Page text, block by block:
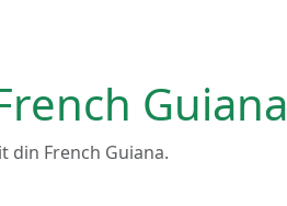
Guiana
din French Guiana.